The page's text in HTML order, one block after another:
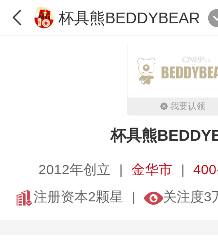
杯具熊BEDDYBEAR
我要认领
杯具熊
2012年创立 金华市
注册资本2颗星
关注度3